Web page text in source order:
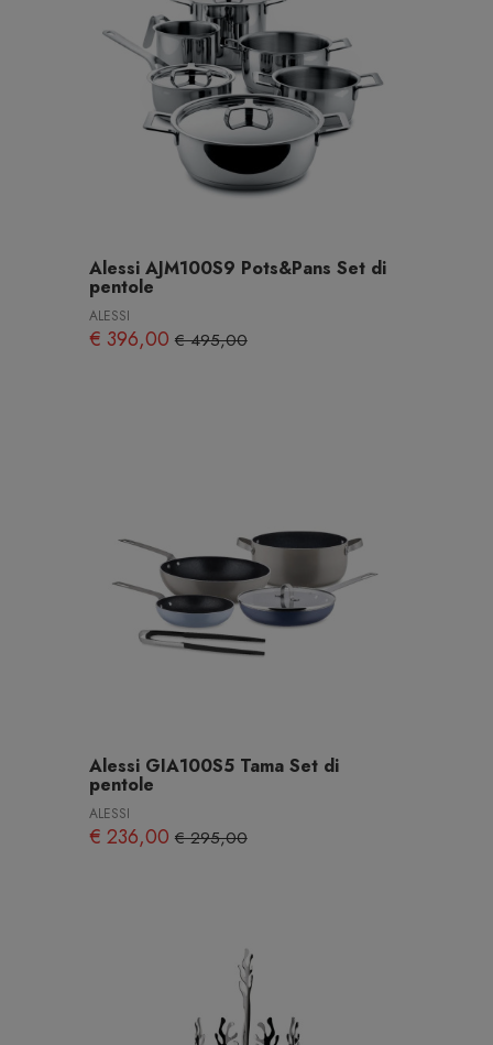
Alessi AJM100S9 Pots&Pans Set di
pentole
ALESSI
€ 396,00€ 495,00
Alessi GIA100S5 Tama Set di
pentole
ALESSI
€ 236,00€ 295,00